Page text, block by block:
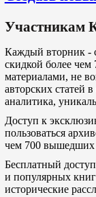
Участникам
Каждый вторник -
скидкой более
материалами, не
авторских статей
аналитика,
Доступ к
пользоваться
чем 700 вышедших
Бесплатный
и популярных
исторические